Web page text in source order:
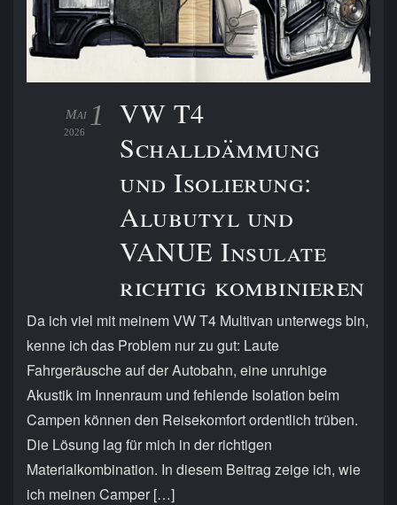
1
Mai
2026
VW T4
Schalldämmung
und Isolierung:
Alubutyl und
VANUE Insulate
richtig kombinieren
Da ich viel mit meinem VW T4 Multivan unterwegs bin,
kenne ich das Problem nur zu gut: Laute
Fahrgeräusche auf der Autobahn, eine unruhige
Akustik im Innenraum und fehlende Isolation beim
Campen können den Reisekomfort ordentlich trüben.
Die Lösung lag für mich in der richtigen
Materialkombination. In diesem Beitrag zeige ich, wie
ich meinen Camper […]